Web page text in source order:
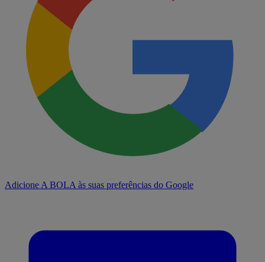
Adicione A BOLA às suas preferências do Google